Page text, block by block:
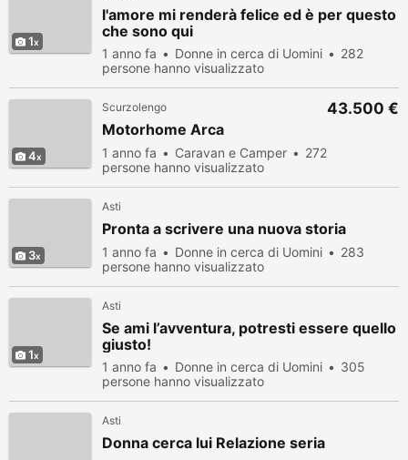
1
l'amore mi renderà felice ed è per questo
che sono qui
1 anno fa Donne in cerca di Uomini
282
persone hanno visualizzato
4
Scurzolengo
Motorhome Arca
1 anno fa Caravan e Camper
272
persone hanno visualizzato
43.500 €
3
Asti
Pronta a scrivere una nuova storia
1 anno fa Donne in cerca di Uomini
283
persone hanno visualizzato
1
Asti
Se ami l’avventura, potresti essere quello
giusto!
1 anno fa Donne in cerca di Uomini
305
persone hanno visualizzato
Asti
Donna cerca lui Relazione seria